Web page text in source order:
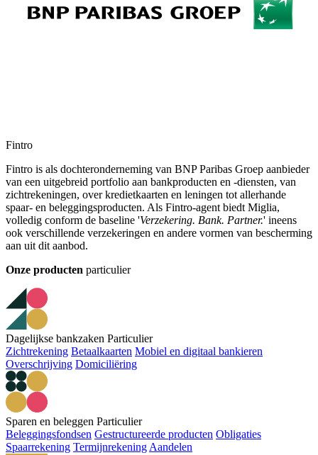
Fintro
Fintro is als dochteronderneming van BNP Paribas Groep aanbieder
van een uitgebreid portfolio aan bankproducten en -diensten, van
zichtrekeningen, over kredietkaarten en leningen tot allerhande
spaar- en beleggingsproducten. Als Fintro-agent biedt Miglia,
volledig conform de baseline 'Verzekering. Bank. Partner.' ineens
ook verschillende verzekeringen en andere vormen van bescherming
aan uit dit aanbod.
Onze producten particulier
Dagelijkse bankzaken Particulier
Zichtrekening Betaalkaarten Mobiel en digitaal bankieren
Overschrijving Domiciliëring
Sparen en beleggen Particulier
Beleggingsfondsen Gestructureerde producten Obligaties
Spaarrekening Termijnrekening Aandelen